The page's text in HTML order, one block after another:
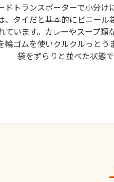
ドトランスポーターで小分け
、タイだと基本的にビニール
ています。カレーやスープ類
輪ゴムを使いクルクルっとう
袋をずらりと並べた状態で